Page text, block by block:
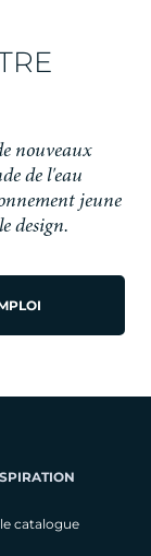
nouveaux
de l'eau
jeune
design.
catalogue